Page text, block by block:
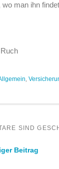
man ihn
,
SIND
Beitrag